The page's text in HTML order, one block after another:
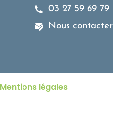
03 27 59 69 79
Nous contacter
Mentions légales